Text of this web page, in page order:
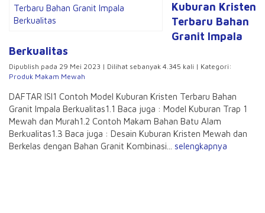
Kuburan Kristen
Terbaru Bahan
Granit Impala
Berkualitas
Dipublish pada 29 Mei 2023 | Dilihat sebanyak 4.345 kali | Kategori:
Produk Makam Mewah
DAFTAR ISI1 Contoh Model Kuburan Kristen Terbaru Bahan
Granit Impala Berkualitas1.1 Baca juga : Model Kuburan Trap 1
Mewah dan Murah1.2 Contoh Makam Bahan Batu Alam
Berkualitas1.3 Baca juga : Desain Kuburan Kristen Mewah dan
Berkelas dengan Bahan Granit Kombinasi... selengkapnya